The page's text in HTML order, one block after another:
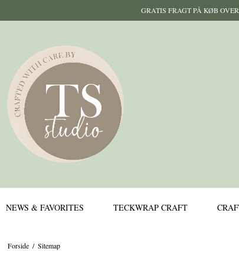
GRATIS FRAGT PÅ KØB
NEWS & FAVORITES TECKWRAP CRAFT
Forside / Sitemap